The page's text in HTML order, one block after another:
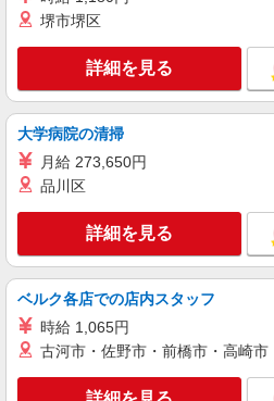
株式会社kotrio /●SZ-H-2067724
向かう先は笑顔の
ポート＆送迎
時給1500円〜
通費全支給(ガソリ
パート 派遣社員
日研トータルソーシング株式会社 メ
ス【看護助手】
看護助手（ナース
時給1,290円 ★週
幅は経験・能力に
静岡県袋井市
堺市堺区
詳細を見る
大学病院の清掃
月給 273,650円
品川区
詳細を見る
ベルク各店での店内スタッフ
時給 1,065円
古河市・佐野市・前橋市・高崎